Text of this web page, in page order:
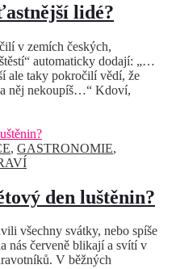
lidé?
v zemích českých,
automaticky dodají: „…
ale taky pokročilí vědí, že
něj nekoupíš…“ Kdoví,
, GASTRONOMIE,
den luštěnin?
všechny svátky, nebo spíše
nás červeně blikají a svítí v
V běžných